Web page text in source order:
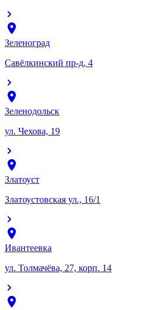
Зеленоград
Савёлкинский пр-д, 4
Зеленодольск
ул. Чехова, 19
Златоуст
Златоустовская ул., 16/1
Ивантеевка
ул. Толмачёва, 27, корп. 14